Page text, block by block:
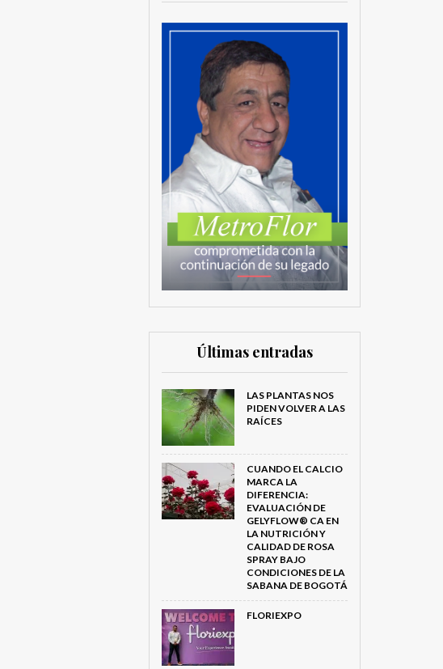
Últimas entradas
LAS PLANTAS NOS
PIDEN VOLVER A LAS
RAÍCES
CUANDO EL CALCIO
MARCA LA
DIFERENCIA:
EVALUACIÓN DE
GELYFLOW® CA EN
LA NUTRICIÓN Y
CALIDAD DE ROSA
SPRAY BAJO
CONDICIONES DE LA
SABANA DE BOGOTÁ
FLORIEXPO